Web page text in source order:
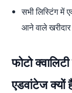
सभी लिस्टिंग में
आने वाले खरीदार
फोटो
एडवांटेज क्यों